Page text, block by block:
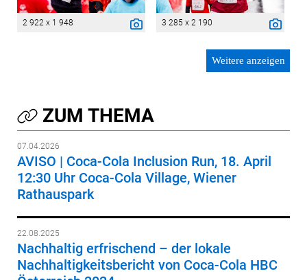
2 922 x 1 948 3 285 x 2 190
Weitere anzeigen
ZUM THEMA
07.04.2026
AVISO | Coca-Cola Inclusion Run, 18. April
12:30 Uhr Coca-Cola Village, Wiener
Rathauspark
22.08.2025
Nachhaltig erfrischend – der lokale
Nachhaltigkeitsbericht von Coca-Cola HBC